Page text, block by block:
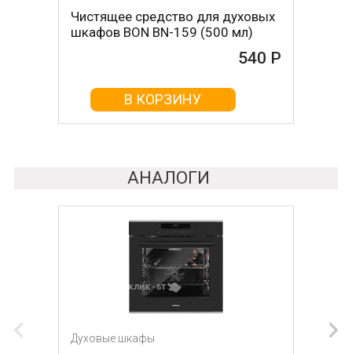
Чистящее средство для духовых
шкафов BON BN-159 (500 мл)
540 Р
В КОРЗИНУ
Чистящее средство для духовых
шкафов MAGIC POWER MP-014
В КОРЗИНУ
АНАЛОГИ
Духовые шкафы
Духовые шкафы